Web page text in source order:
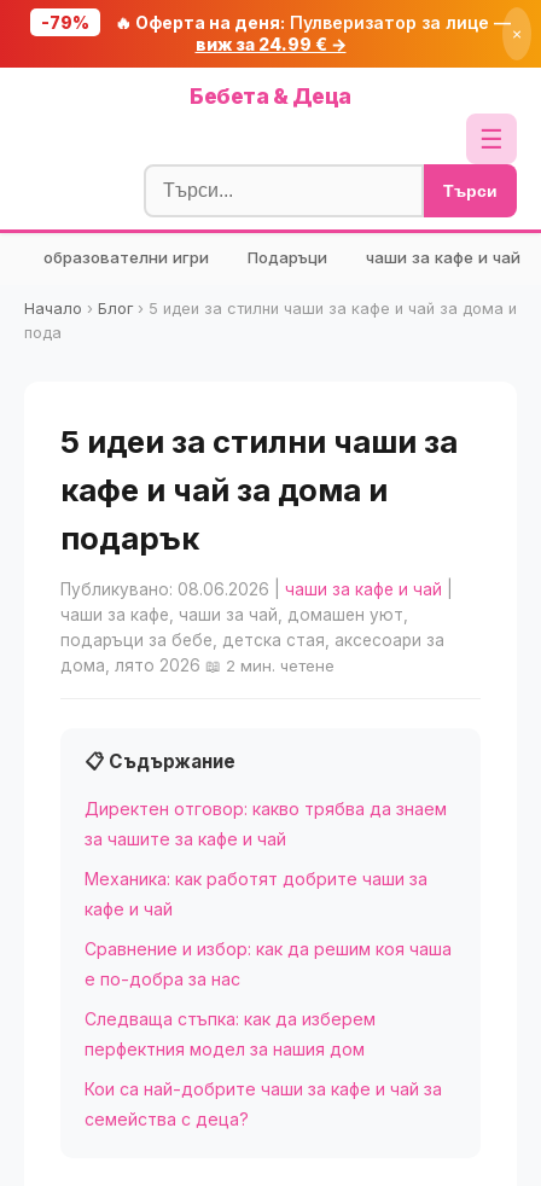
-79% 🔥 Оферта на деня: Пулверизатор за лице —
виж за 24.99 € →
×
Бебета & Деца
☰
Блог
🧮 Калкулатори
🔍 Намери продукт
🎁 Подарък
Търси
образователни игри Подаръци чаши за кафе и чай
Начало › Блог› 5 идеи за стилни чаши за кафе и чай за дома и
пода
5 идеи за стилни чаши за
кафе и чай за дома и
подарък
Публикувано: 08.06.2026 чаши за кафе и чай
чаши за кафе, чаши за чай, домашен уют,
подаръци за бебе, детска стая, аксесоари за
дома, лято 2026 📖 2 мин. четене
📋 Съдържание
Директен отговор: какво трябва да знаем
за чашите за кафе и чай
Механика: как работят добрите чаши за
кафе и чай
Сравнение и избор: как да решим коя чаша
е по-добра за нас
Следваща стъпка: как да изберем
перфектния модел за нашия дом
Кои са най-добрите чаши за кафе и чай за
семейства с деца?